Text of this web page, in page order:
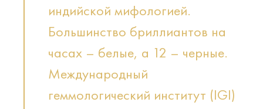
индийской мифологией.
Большинство бриллиантов на
часах – белые, а 12 – черные.
Международный
геммологический институт (IGI)